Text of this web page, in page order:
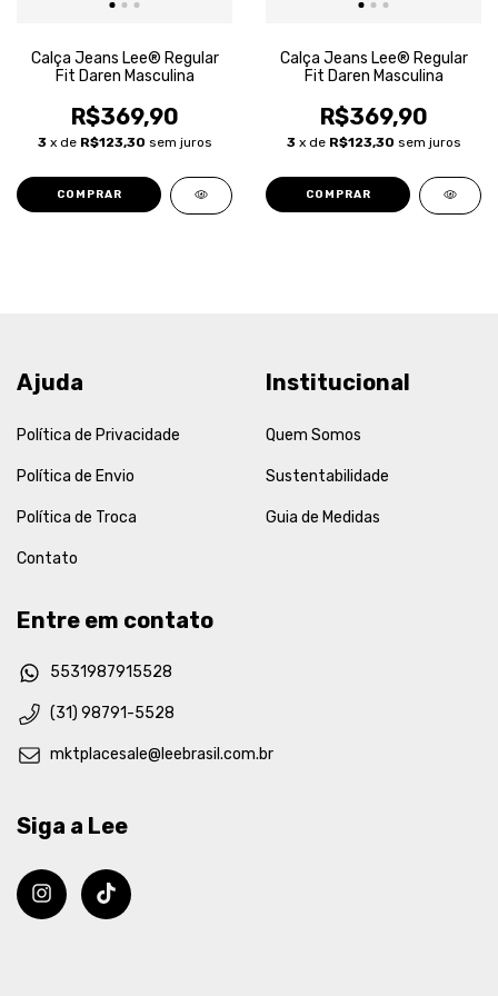
Calça Jeans Lee® Regular
Fit Daren Masculina
R$369,90
3 x de R$123,30 sem juros
COMPRAR
Calça Jeans Lee® Regular
Fit Daren Masculina
R$369,90
3 x de R$123,30 sem juros
COMPRAR
Ajuda
Política de Privacidade
Política de Envio
Política de Troca
Contato
Institucional
Quem Somos
Sustentabilidade
Guia de Medidas
Entre em contato
5531987915528
(31) 98791-5528
mktplacesale@leebrasil.com.br
Siga a Lee